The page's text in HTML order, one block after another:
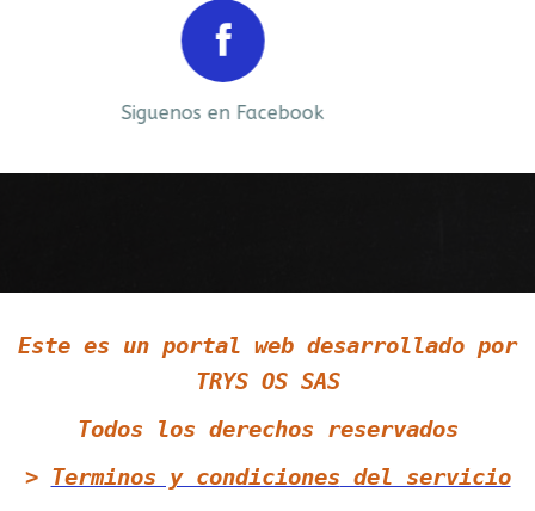
Siguenos en Facebook
Este es un portal web desarrollado por
TRYS OS SAS
Todos los derechos reservados
> Terminos y condiciones del servicio